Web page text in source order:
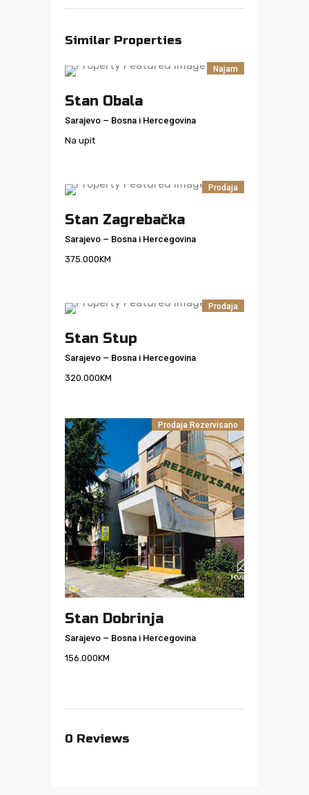
Similar Properties
Najam
Stan Obala
Sarajevo – Bosna i Hercegovina
Na upit
Prodaja
Stan Zagrebačka
Sarajevo – Bosna i Hercegovina
375.000KM
Prodaja
Stan Stup
Sarajevo – Bosna i Hercegovina
320.000KM
Prodaja Rezervisano
Stan Dobrinja
Sarajevo – Bosna i Hercegovina
156.000KM
0 Reviews